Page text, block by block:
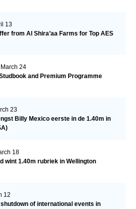
13
from Al Shira’aa Farms for Top AES
24
and Premium Programme
23
Billy Mexico eerste in de 1.40m in
18
wint 1.40m rubriek in Wellington
12
shutdown of international events in